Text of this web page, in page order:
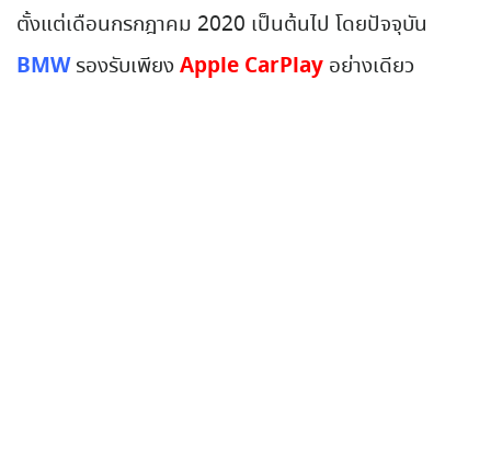
ตั้งแต่เดือนกรกฎาคม 2020 เป็นต้นไป โดยปัจจุบัน
BMWรองรับเพียงApple CarPlay อย่างเดียว